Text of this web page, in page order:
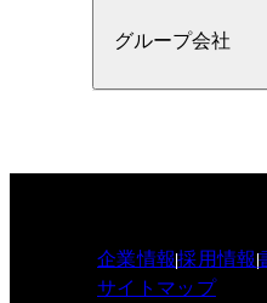
グループ会社
企業情報採用情報
サイトマップ